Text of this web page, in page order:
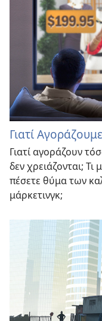
Γιατί
Γιατί αγοράζουν
δεν χρειάζονται; Τι
πέσετε θύμα των
μάρκετινγκ;